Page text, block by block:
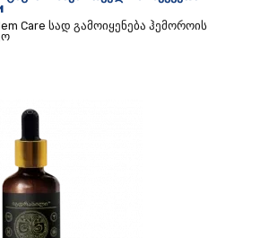
Care სად გამოიყენება ჰემოროის